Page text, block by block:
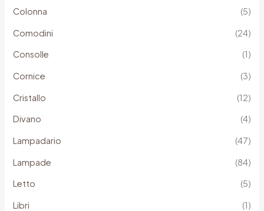
Colonna (5)
Comodini (24)
Consolle (1)
Cornice (3)
Cristallo (12)
Divano (4)
Lampadario (47)
Lampade (84)
Letto (5)
Libri (1)